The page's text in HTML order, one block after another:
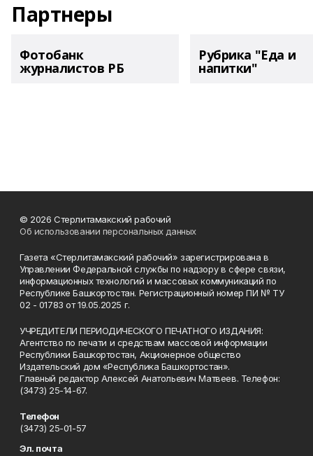
Партнеры
Фотобанк
журналистов РБ
Рубрика "Еда и
напитки"
© 2026 Стерлитамакский рабочий
Об использовании персональных данных
Газета «Стерлитамакский рабочий» зарегистрирована в
Управлении Федеральной службы по надзору в сфере связи,
информационных технологий и массовых коммуникаций по
Республике Башкортостан. Регистрационный номер ПИ № ТУ
02 - 01783 от 19.05.2025 г.
УЧРЕДИТЕЛИ ПЕРИОДИЧЕСКОГО ПЕЧАТНОГО ИЗДАНИЯ:
Агентство по печати и средствам массовой информации
Республики Башкортостан, Акционерное общество
Издательский дом «Республика Башкортостан».
Главный редактор Алексей Анатольевич Матвеев. Телефон:
(3473) 25-14-67.
Телефон
(3473) 25-01-57
Эл. почта